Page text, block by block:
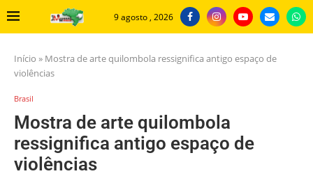
9 agosto , 2026
Início » Mostra de arte quilombola ressignifica antigo espaço de
violências
Brasil
Mostra de arte quilombola
ressignifica antigo espaço de
violências